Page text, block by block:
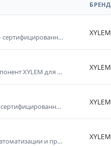
БРЕНД
Компонент W02218 от XYLEM — сертифицированное изделие для промышленного применения. Высокие технические характеристики, устойчивость к внешним воздействиям, надежность в эксплуатации. Применяется в автоматизированных системах, электротехнических установках, измерительных приборах. Соответствует требованиям промышленной безопасности.
XYLEM
V91483 — промышленный компонент XYLEM для систем автоматизации. Высокая надежность, промышленное исполнение, стойкость к нагрузкам и температурным воздействиям. Применяется в производственных линиях, системах управления технологическими процессами, контрольно-измерительном оборудовании. Сертифицировано для промышленного применения.
XYLEM
Компонент V59181 от XYLEM — сертифицированное изделие для промышленного применения. Высокие технические характеристики, устойчивость к внешним воздействиям, надежность в эксплуатации. Применяется в автоматизированных системах, электротехнических установках, измерительных приборах. Соответствует требованиям промышленной безопасности.
XYLEM
V58052 — изделие XYLEM для автоматизации и промышленной электроники. Качественное исполнение, стабильные параметры, долговечность. Используется в системах управления, контрольном оборудовании, промышленных комплексах. Проверено в условиях промышленной эксплуатации, рекомендовано для ответственных применений.
XYLEM